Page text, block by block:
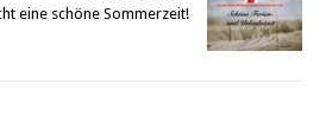
eine schöne Sommerzeit!